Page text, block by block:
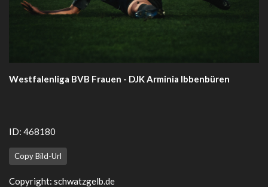
Westfalenliga BVB Frauen - DJK Arminia Ibbenbüren
ID: 468180
Copy Bild-Url
Copyright: schwatzgelb.de